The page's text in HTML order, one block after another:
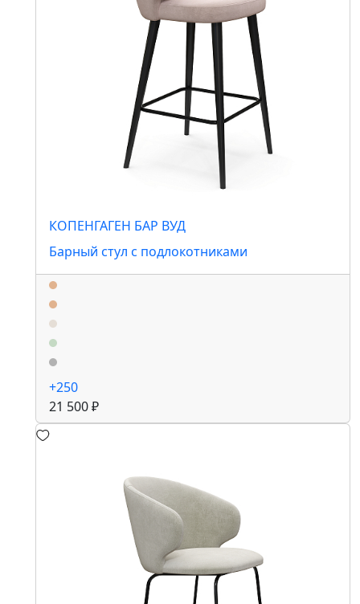
КОПЕНГАГЕН БАР ВУД
Барный стул с подлокотниками
+250
21 500 ₽